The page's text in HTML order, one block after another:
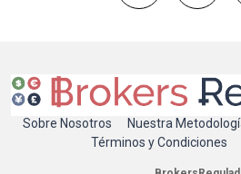
Sobre Nosotros Nuestra
Términos y Condiciones